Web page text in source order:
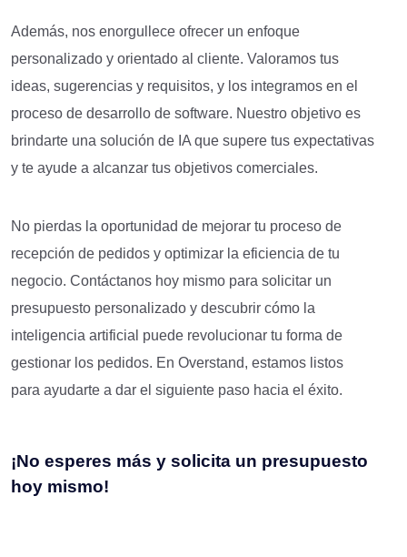
Además, nos enorgullece ofrecer un enfoque
personalizado y orientado al cliente. Valoramos tus
ideas, sugerencias y requisitos, y los integramos en el
proceso de desarrollo de software. Nuestro objetivo es
brindarte una solución de IA que supere tus expectativas
y te ayude a alcanzar tus objetivos comerciales.
No pierdas la oportunidad de mejorar tu proceso de
recepción de pedidos y optimizar la eficiencia de tu
negocio. Contáctanos hoy mismo para solicitar un
presupuesto personalizado y descubrir cómo la
inteligencia artificial puede revolucionar tu forma de
gestionar los pedidos. En Overstand, estamos listos
para ayudarte a dar el siguiente paso hacia el éxito.
¡No esperes más y solicita un presupuesto
hoy mismo!